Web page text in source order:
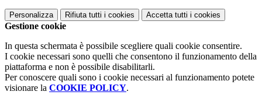
Personalizza Rifiuta tutti i cookies Accetta tutti i cookies
Gestione cookie
In questa schermata è possibile scegliere quali cookie consentire.
I cookie necessari sono quelli che consentono il funzionamento della
piattaforma e non è possibile disabilitarli.
Per conoscere quali sono i cookie necessari al funzionamento potete
visionare la COOKIE POLICY.